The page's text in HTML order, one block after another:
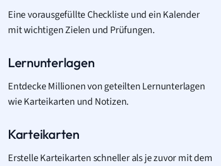
Eine vorausgefüllte Checkliste und ein Kalender
mit wichtigen Zielen und Prüfungen.
Lernunterlagen
Entdecke Millionen von geteilten Lernunterlagen
wie Karteikarten und Notizen.
Karteikarten
Erstelle Karteikarten schneller als je zuvor mit dem